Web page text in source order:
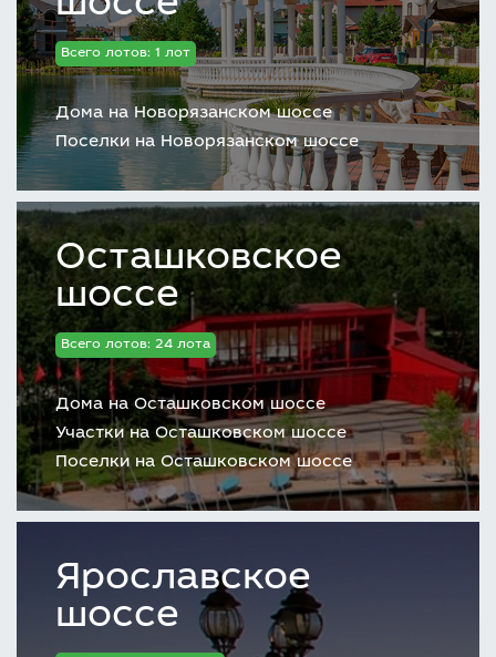
Всего лотов: 1 лот
Дома на Новорязанском шоссе
Поселки на Новорязанском шоссе
Осташковское
шоссе
Всего лотов: 24 лота
Дома на Осташковском шоссе
Участки на Осташковском шоссе
Поселки на Осташковском шоссе
Ярославское
шоссе